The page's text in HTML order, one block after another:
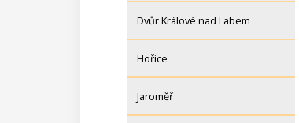
Dvůr Králové nad Labem
Hořice
Jaroměř